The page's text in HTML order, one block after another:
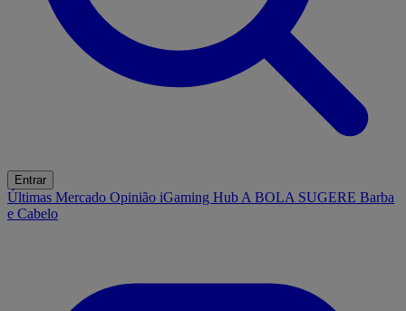
Entrar
Últimas Mercado Opinião iGaming Hub A BOLA SUGERE Barba
e Cabelo